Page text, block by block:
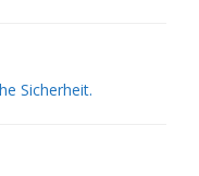
Sicherheit.